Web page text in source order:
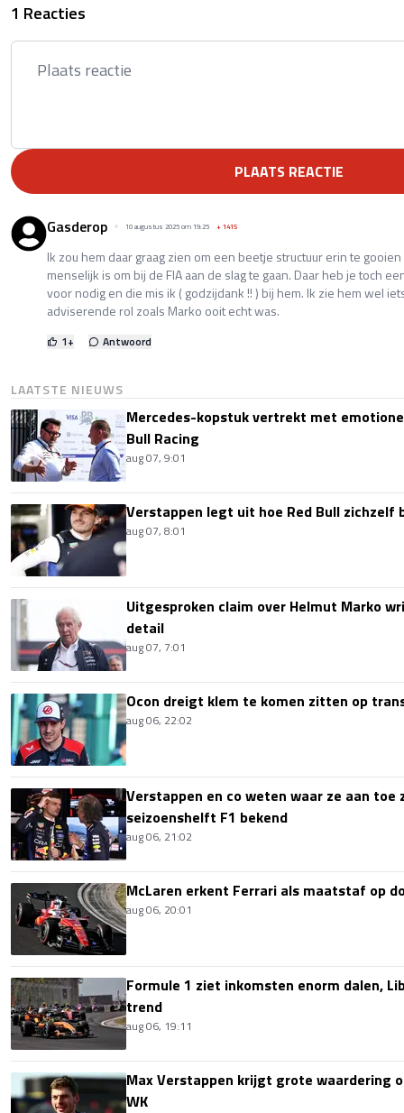
1 Reacties
PLAATS REACTIE
Gasderop 10 augustus 2025 om 19:25 +1415
Ik zou hem daar graag zien om een beetje structuur erin te
menselijk is om bij de FIA aan de slag te gaan. Daar heb je toch
voor nodig en die mis ik ( godzijdank !! ) bij hem. Ik zie hem wel
adviserende rol zoals Marko ooit echt was.
1+ Antwoord
LAATSTE NIEUWS
Mercedes-kopstuk vertrekt met
Bull Racing
aug 07, 9:01
Verstappen legt uit hoe Red Bull zichzelf
aug 07, 8:01
Uitgesproken claim over Helmut Marko
detail
aug 07, 7:01
Ocon dreigt klem te komen zitten op
aug 06, 22:02
Verstappen en co weten waar ze aan
seizoenshelft F1 bekend
aug 06, 21:02
McLaren erkent Ferrari als maatstaf op
aug 06, 20:01
Formule 1 ziet inkomsten enorm dalen,
trend
aug 06, 19:11
Max Verstappen krijgt grote waardering
WK